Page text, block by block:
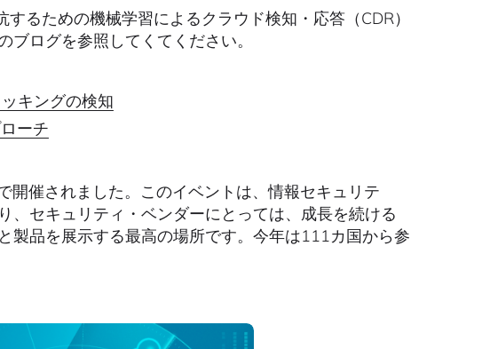
るための機械学習によるクラウド検知・応答（CDR）
ログを参照してくてください。
キングの検知
ーチ
催されました。このイベントは、情報セキュリテ
、セキュリティ・ベンダーにとっては、成長を続ける
製品を展示する最高の場所です。今年は111カ国から参